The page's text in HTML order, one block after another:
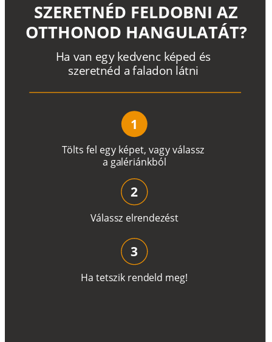
Tölts fel egy képet, vagyválassz
a galériánkból
Ha van egy kedvenc képed és
szeretnéd a faladon látni
SZERETNÉD FELDOBNI AZ
OTTHONOD HANGULATÁT?
1
Válassz elrendezést
2
Ha tetszik rendeld meg!
3